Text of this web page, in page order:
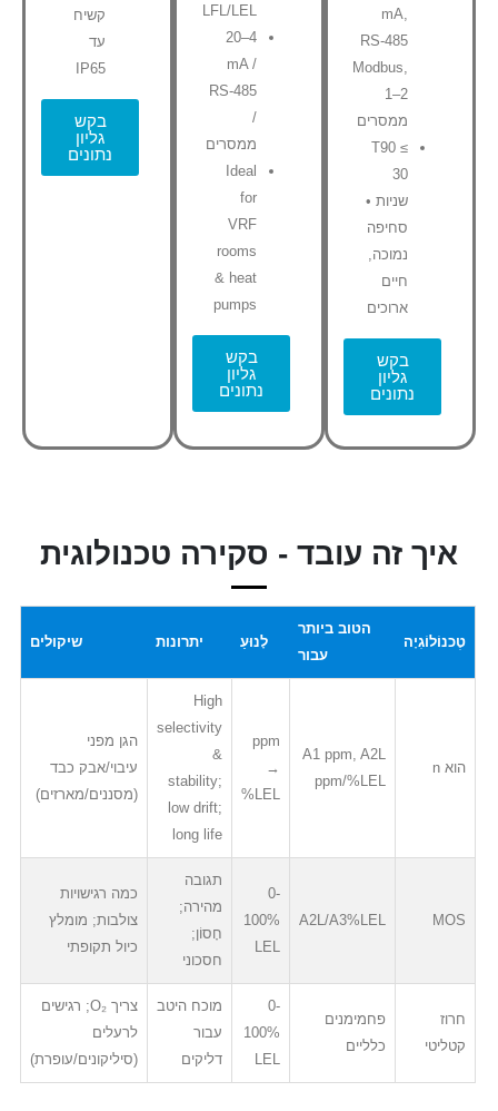
mA,
RS-485
Modbus,
1–2
ממסרים
T90 ≤
30
שניות •
סחיפה
נמוכה,
חיים
ארוכים
בקש
גליון
נתונים
LFL/LEL
4–20
mA /
RS-485
/
ממסרים
Ideal
for
VRF
rooms
& heat
pumps
בקש
גליון
נתונים
קשיח
עד
IP65
בקש
גליון
נתונים
איך זה עובד - סקירה טכנולוגית
טֶכנוֹלוֹגִיָה
הטוב ביותר
עבור
לָנוּעַ יתרונות שיקולים
הוא n
A1 ppm, A2L
ppm/%LEL
ppm
→
%LEL
High
selectivity
&
stability;
low drift;
long life
הגן מפני
עיבוי/אבק כבד
(מסננים/מארזים)
MOS
A2L/A3%LEL
0-
100%
LEL
תגובה
מהירה;
חָסוֹן;
חסכוני
כמה רגישויות
צולבות; מומלץ
כיול תקופתי
חרוז
קטליטי
פחמימנים
כלליים
0-
100%
LEL
מוכח היטב
עבור
דליקים
צריך O₂; רגישים
לרעלים
(סיליקונים/עופרת)